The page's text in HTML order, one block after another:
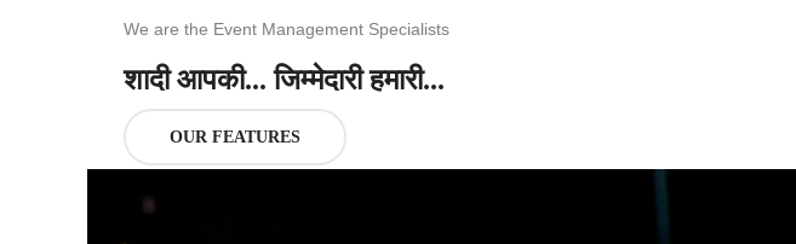
We are the Event Management Specialists
शादी आपकी... जिम्मेदारी हमारी...
OUR FEATURES